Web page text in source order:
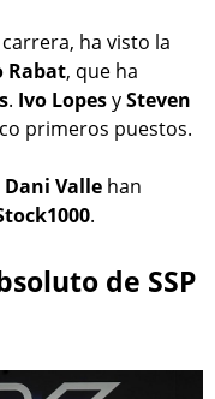
ha visto la
Rabat, que ha
. Ivo LopesySteven
primeros puestos.
Dani Valle han
.
de SSP